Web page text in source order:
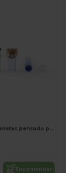
Conjunto de 3 canetas pensado para as crianças em ABS
Encomendar